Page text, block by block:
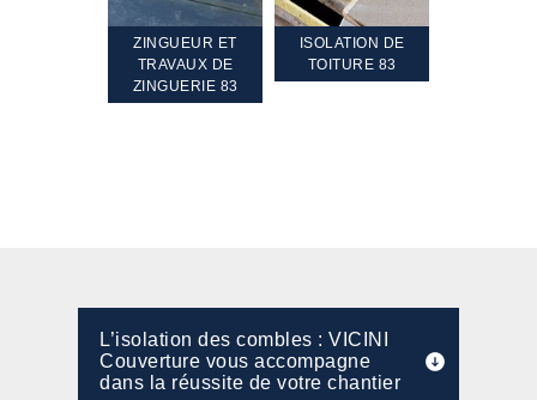
ZINGUEUR ET
TRAVAUX DE
ZINGUERIE 83
ISOLATION DE
TOITURE 83
L’isolation des combles : VICINI
Couverture vous accompagne
dans la réussite de votre chantier